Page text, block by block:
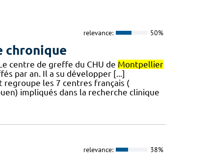
relevance: 50%
chronique
centre de greffe du CHU de Montpellier
par an. Il a su développer [...]
regroupe les 7 centres français (
impliqués dans la recherche clinique
relevance: 38%